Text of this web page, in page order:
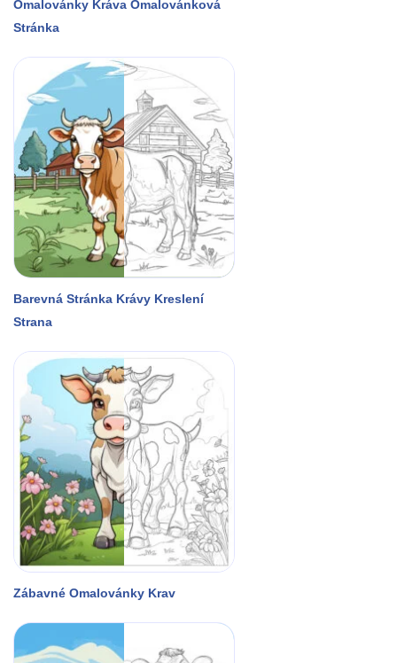
Omalovánky Kráva Omalovánková
Stránka
Barevná Stránka Krávy Kreslení
Strana
Zábavné Omalovánky Krav